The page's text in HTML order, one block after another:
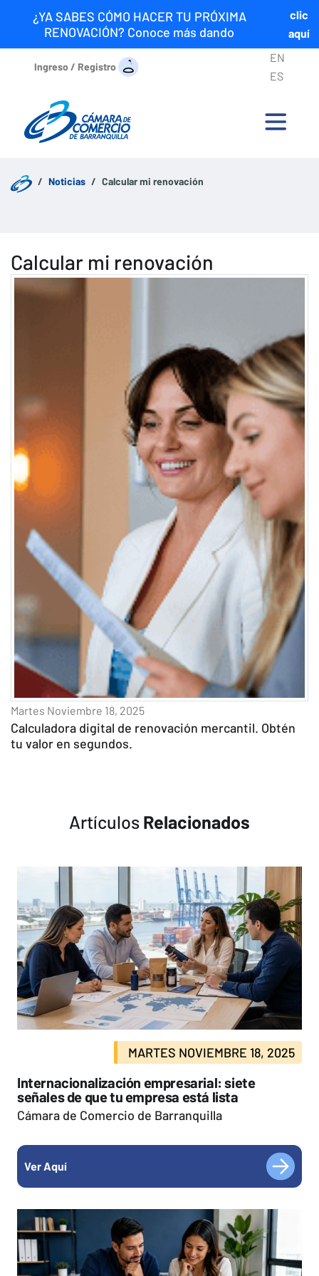
¿YA SABES CÓMO HACER TU PRÓXIMA
RENOVACIÓN? Conoce más dando
clic
aquí
Ingreso / Registro
EN
ES
Noticias Calcular mi renovación
Calcular mi renovación
Martes Noviembre 18, 2025
Calculadora digital de renovación mercantil. Obtén
tu valor en segundos.
Artículos Relacionados
MARTES NOVIEMBRE 18, 2025
Internacionalización empresarial: siete
señales de que tu empresa está lista
Cámara de Comercio de Barranquilla
Ver Aquí